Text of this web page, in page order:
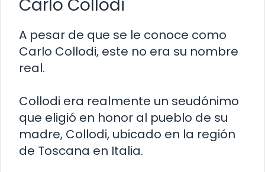
Carlo Collodi
A pesar de que se le conoce como
Carlo Collodi, este no era su nombre
real.
Collodi era realmente un seudónimo
que eligió en honor al pueblo de su
madre, Collodi, ubicado en la región
de Toscana en Italia.